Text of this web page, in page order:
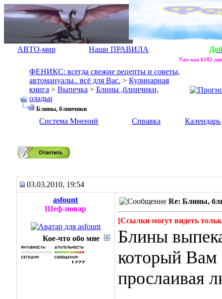
АВТО-мир Наши ПРАВИЛА
Уже как 6182
ФЕНИКС: всегда свежие рецепты и советы,
автомануалы.. всё для Вас. > Кулинарная
книга > Выпечка > Блины ,блинчики,
оладьи
Блины, блинчики
Система Мнений Справка Календарь
03.03.2010, 19:54
asfount
Шеф-повар
Кое-что обо мне
Re: Блины,
[Ссылки могут видеть
Блины
который Вам